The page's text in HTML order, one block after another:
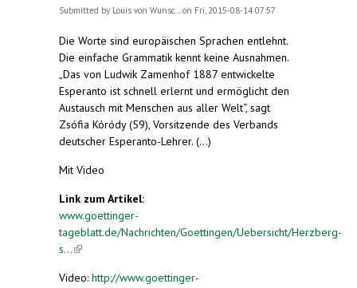
Submitted by Louis von Wunsc... on Fri, 2015-08-14 07:57
Die Worte sind europäischen Sprachen entlehnt.
Die einfache Grammatik kennt keine Ausnahmen.
„Das von Ludwik Zamenhof 1887 entwickelte
Esperanto ist schnell erlernt und ermöglicht den
Austausch mit Menschen aus aller Welt“, sagt
Zsófia Kóródy (59), Vorsitzende des Verbands
deutscher Esperanto-Lehrer. (...)
Mit Video
Link zum Artikel:
www.goettinger-
tageblatt.de/Nachrichten/Goettingen/Uebersicht/Herzberg-
s...(link is external)
Video: http://www.goettinger-